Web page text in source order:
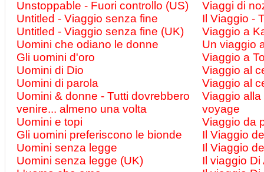
Unstoppable - Fuori controllo (US)
Untitled - Viaggio senza fine
Untitled - Viaggio senza fine (UK)
Uomini che odiano le donne
Gli uomini d'oro
Uomini di Dio
Uomini di parola
Uomini & donne - Tutti dovrebbero
venire... almeno una volta
Uomini e topi
Gli uomini preferiscono le bionde
Uomini senza legge
Uomini senza legge (UK)
Viaggi di
Il Viaggio -
Viaggio a
Un viaggio
Viaggio a
Viaggio al
Viaggio al
Viaggio
voyage
Viaggio da
Il Viaggio
Il Viaggio
Il viaggio Di